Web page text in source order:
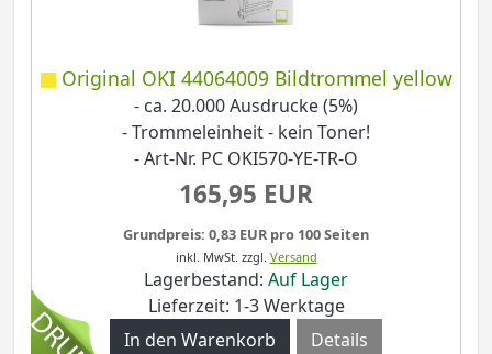
Original OKI 44064009 Bildtrommel yellow
- ca. 20.000 Ausdrucke (5%)
- Trommeleinheit - kein Toner!
- Art-Nr. PC OKI570-YE-TR-O
165,95 EUR
Grundpreis: 0,83 EUR pro 100 Seiten
inkl. MwSt. zzgl. Versand
Lagerbestand: Auf Lager
Lieferzeit: 1-3 Werktage
Details